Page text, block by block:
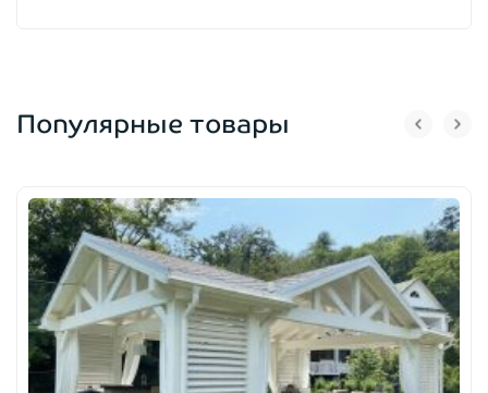
Популярные товары